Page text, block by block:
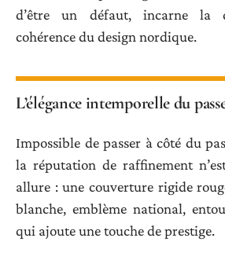
d’être un défaut, incarne la
cohérence du design nordique.
L’élégance intemporelle du
Impossible de passer à côté du
la réputation de raffinement
allure : une couverture rigide
blanche, emblème national,
qui ajoute une touche de prestige.